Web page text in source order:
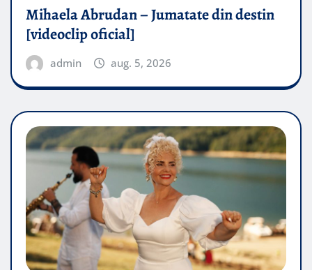
Mihaela Abrudan – Jumatate din destin
[videoclip oficial]
admin aug. 5, 2026